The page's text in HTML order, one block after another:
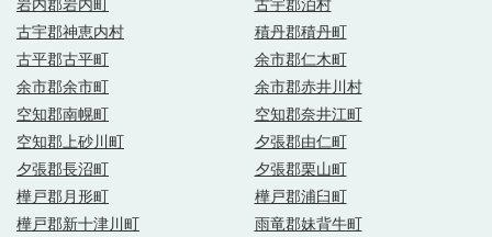
岩内郡岩内町
古宇郡泊村
古宇郡神恵内村
積丹郡積丹町
古平郡古平町
余市郡仁木町
余市郡余市町
余市郡赤井川村
空知郡南幌町
空知郡奈井江町
空知郡上砂川町
夕張郡由仁町
夕張郡長沼町
夕張郡栗山町
樺戸郡月形町
樺戸郡浦臼町
樺戸郡新十津川町
雨竜郡妹背牛町